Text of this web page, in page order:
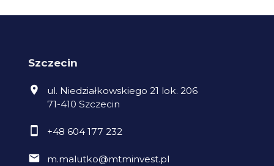
Szczecin
ul. Niedziałkowskiego 21 lok. 206
71-410 Szczecin
+48 604 177 232
m.malutko@mtminvest.pl